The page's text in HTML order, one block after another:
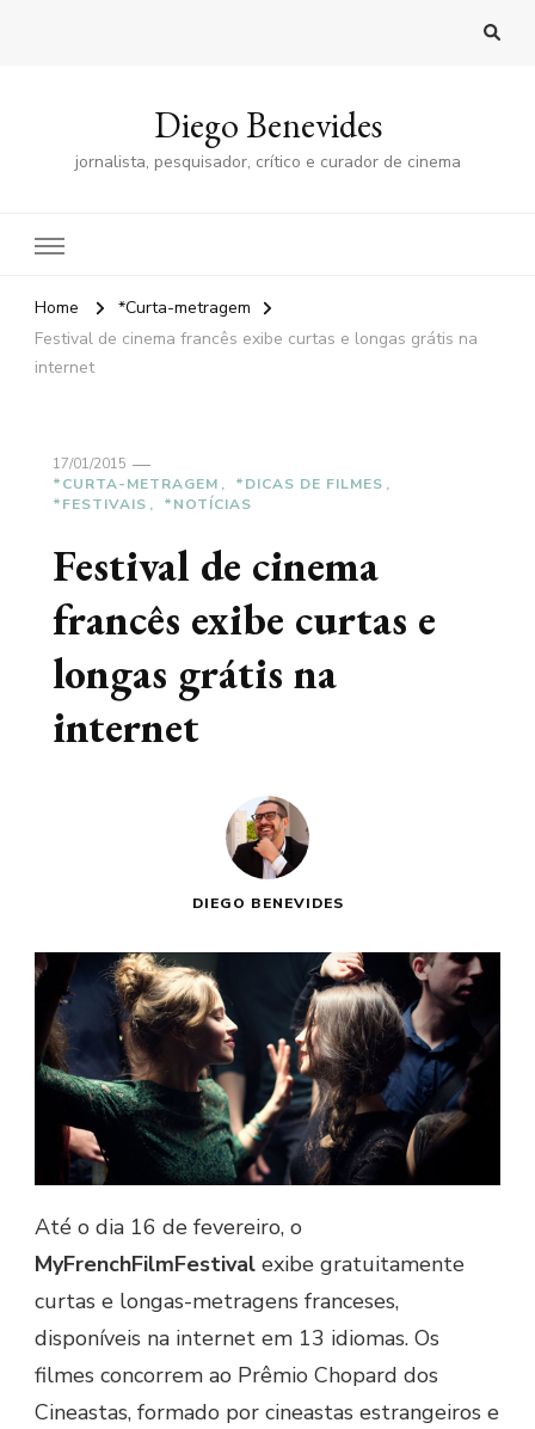
Diego Benevides
jornalista, pesquisador, crítico e curador de cinema
Home
*Curta-metragem
Festival de cinema francês exibe curtas e longas grátis na
internet
17/01/2015
*CURTA-METRAGEM
*DICAS DE FILMES
*FESTIVAIS
*NOTÍCIAS
Festival de cinema
francês exibe curtas e
longas grátis na
internet
DIEGO BENEVIDES
Até o dia 16 de fevereiro, o
MyFrenchFilmFestival exibe gratuitamente
curtas e longas-metragens franceses,
disponíveis na internet em 13 idiomas. Os
filmes concorrem ao Prêmio Chopard dos
Cineastas, formado por cineastas estrangeiros e